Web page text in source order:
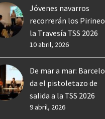
Jóvenes navarros
recorrerán los
la Travesía TSS 2026
10 abril, 2026
De mar a mar:
da el pistoletazo de
salida a la TSS 2026
9 abril, 2026